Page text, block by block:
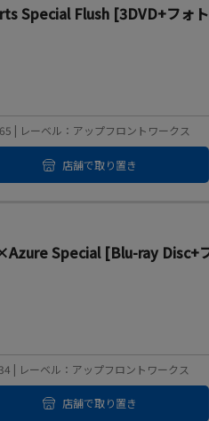
Special Flush [3DVD+フォ
| レーベル：アップフロントワークス
店舗で取り置き
Special [Blu-ray Disc+
| レーベル：アップフロントワークス
店舗で取り置き